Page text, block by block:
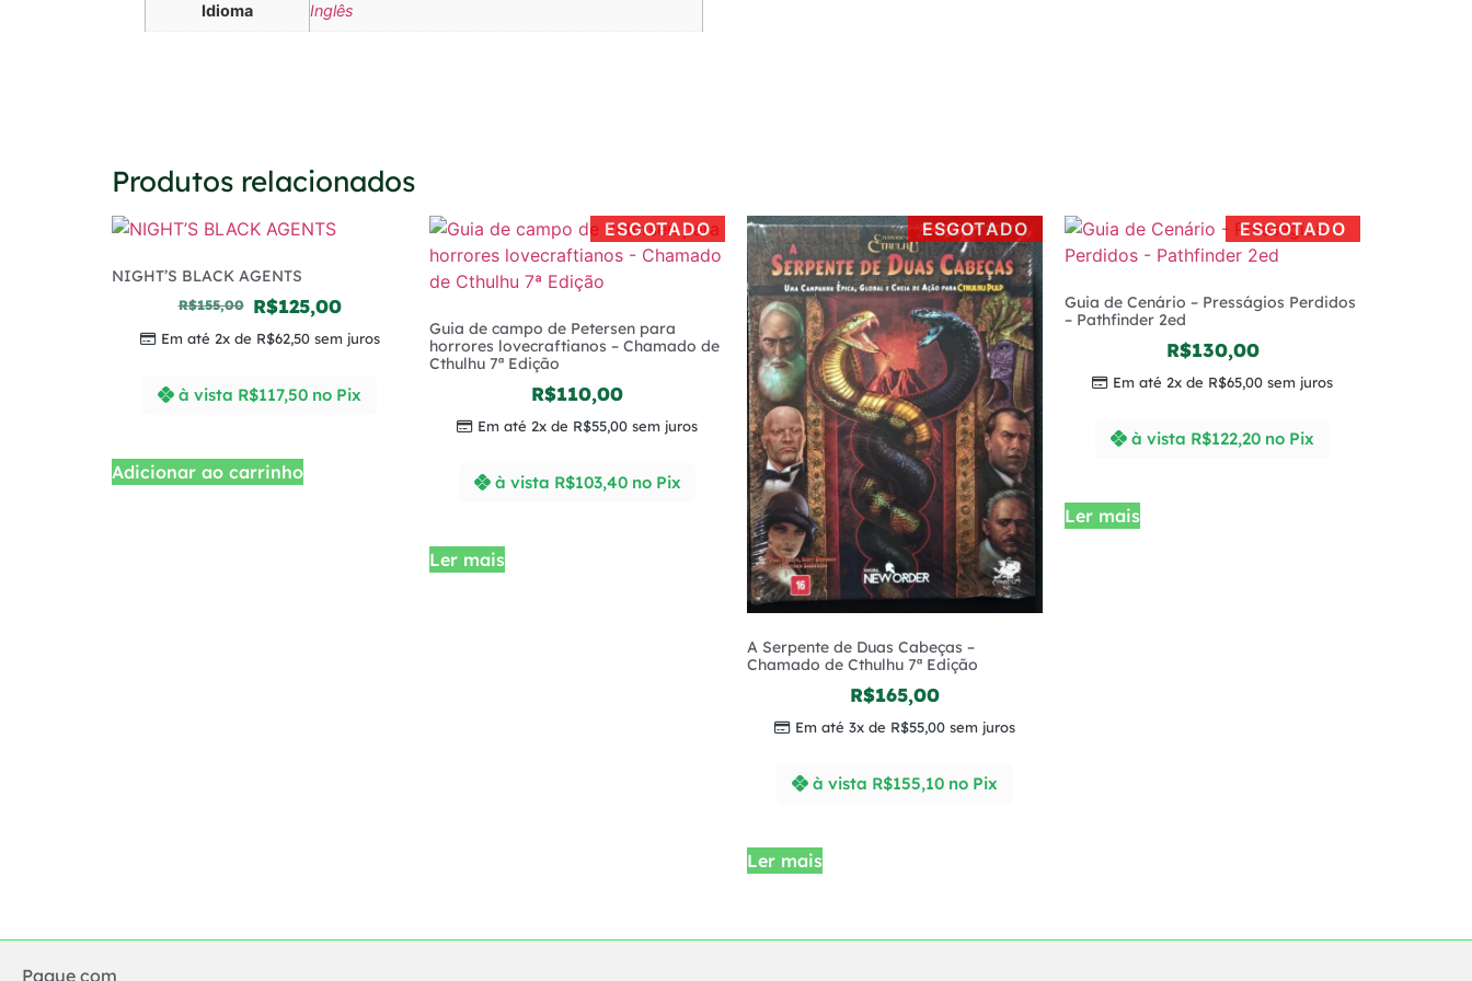
Idioma Inglês
Produtos relacionados
NIGHT’S BLACK AGENTS
R$155,00 R$125,00
Em até 2x de R$62,50sem juros
à vista R$117,50 no Pix
Adicionar ao carrinho
ESGOTADO
Guia de campo de Petersen para
horrores lovecraftianos – Chamado de
Cthulhu 7ª Edição
R$110,00
Em até 2x de R$55,00 sem juros
à vista R$103,40 no Pix
Ler mais
ESGOTADO
A Serpente de Duas Cabeças –
Chamado de Cthulhu 7ª Edição
R$165,00
Em até 3x de R$55,00 sem juros
à vista R$155,10 no Pix
Ler mais
ESGOTADO
Guia de Cenário – Presságios Perdidos
– Pathfinder 2ed
R$130,00
Em até 2x de R$65,00 sem juros
à vista R$122,20 no Pix
Ler mais
Pague com